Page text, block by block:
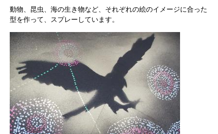
動物、昆虫、海の生き物など、それぞれの絵のイメージに合った
型を作って、スプレーしています。